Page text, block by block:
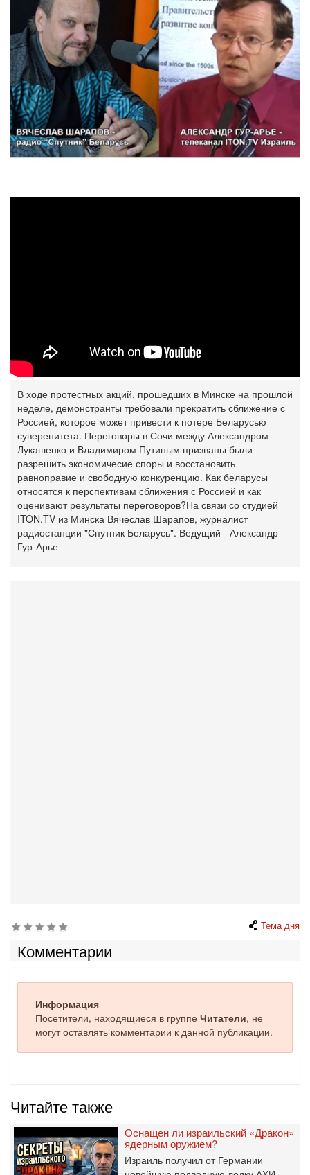
В ходе протестных акций, прошедших в Минске на прошлой
неделе, демонстранты требовали прекратить сближение с
Россией, которое может привести к потере Беларусью
суверенитета. Переговоры в Сочи между Александром
Лукашенко и Владимиром Путиным призваны были
разрешить экономичесие споры и восстановить
равноправие и свободную конкуренцию. Как беларусы
относятся к перспективам сближения с Россией и как
оценивают результаты переговоров?На связи со студией
ITON.TV из Минска Вячеслав Шарапов, журналист
радиостанции "Спутник Беларусь". Ведущий - Александр
Гур-Арье
Тема дня
Комментарии
Информация
Посетители, находящиеся в группе Читатели, не
могут оставлять комментарии к данной публикации.
Читайте также
Оснащен ли израильский «Дракон»
ядерным оружием?
Израиль получил от Германии